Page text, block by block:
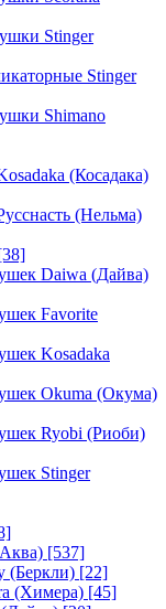
Stinger
Stinger
Shimano
(Косадака)
(Нельма)
Daiwa (Дайва)
Favorite
Kosadaka
Okuma (Окума)
Ryobi (Риоби)
Stinger
[537]
(Беркли) [22]
(Химера) [45]